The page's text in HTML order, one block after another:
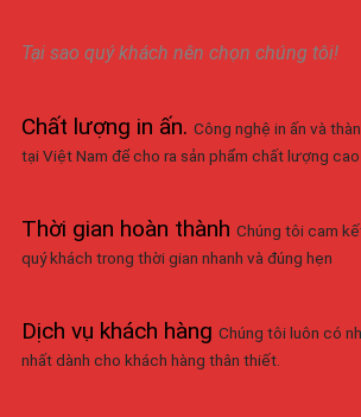
Tại sao quý khách nên chọn chúng tôi!
Chất lượng in ấn. Công nghệ in ấn và
tại Việt Nam để cho ra sản phẩm chất lượng cao
Thời gian hoàn thành Chúng tôi cam
quý khách trong thời gian nhanh và đúng hẹn
Dịch vụ khách hàng Chúng tôi luôn có
nhất dành cho khách hàng thân thiết.